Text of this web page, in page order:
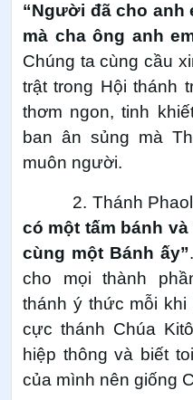
“Người đã cho anh
mà cha ông anh
Chúng ta cùng cầu
trật trong Hội thánh
thơm ngon, tinh
ban ân sủng mà
muôn người.
2. Thánh
có một tấm bánh
cùng một Bánh ấy”
cho mọi thành
thánh ý thức mỗi
cực thánh Chúa
hiệp thông và biết
của mình nên giống